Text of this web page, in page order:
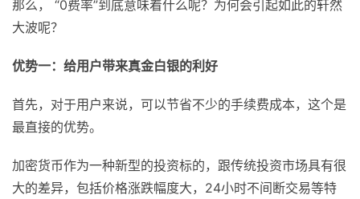
那么， “0费率”到底意味着什么呢？为何会引起如此的轩然
大波呢？
优势一：给用户带来真金白银的利好
首先，对于用户来说，可以节省不少的手续费成本，这个是
最直接的优势。
加密货币作为一种新型的投资标的，跟传统投资市场具有很
大的差异，包括价格涨跌幅度大，24小时不间断交易等特